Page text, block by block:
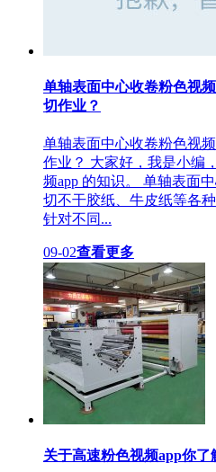
单轴表面中心收卷粉色视
切作业？
单轴表面中心收卷粉色视
作业？ 大家好，我是小
频app 的知识。 单轴表面
切不干胶纸、牛皮纸等各
针对不同...
09-02查看更多
关于高速粉色视频app你了解